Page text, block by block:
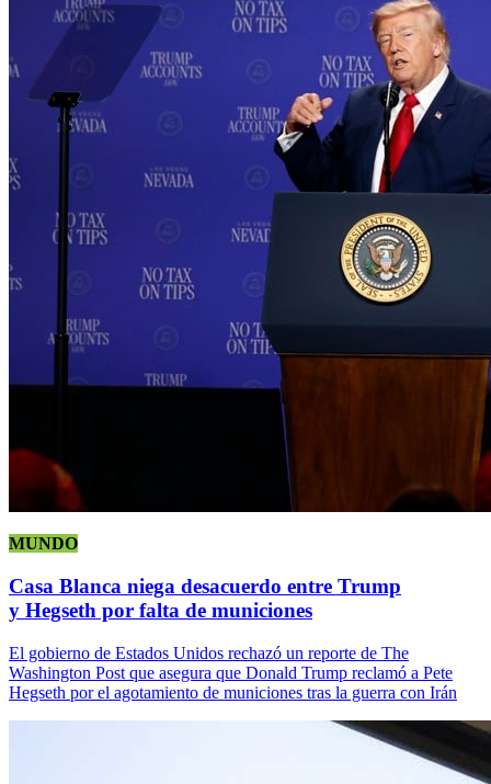
MUNDO
Casa Blanca niega desacuerdo entre Trump
y Hegseth por falta de municiones
El gobierno de Estados Unidos rechazó un reporte de The
Washington Post que asegura que Donald Trump reclamó a Pete
Hegseth por el agotamiento de municiones tras la guerra con Irán